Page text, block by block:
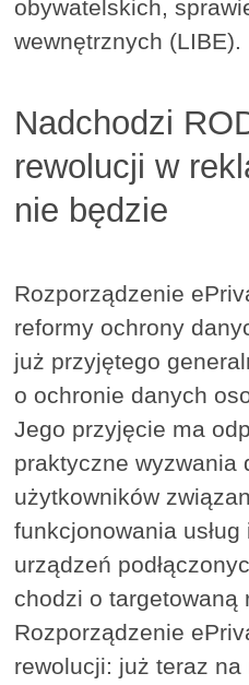
obywatelskich,
wewnętrznych (LIBE).
Nadchodzi
rewolucji w
nie będzie
Rozporządzenie
reformy ochrony
już przyjętego
o ochronie danych
Jego przyjęcie ma
praktyczne wyzwania
użytkowników
funkcjonowania
urządzeń
chodzi o targetowaną
Rozporządzenie
rewolucji: już teraz